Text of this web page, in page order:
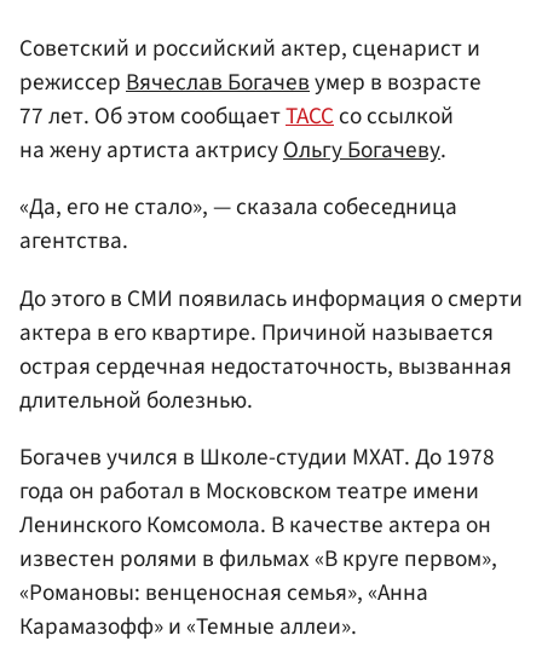
Советский и российский актер, сценарист и
режиссерВячеслав Богачевумер в возрасте
77 лет. Об этом сообщаетТАССсо ссылкой
на жену артиста актрисуОльгу Богачеву.
«Да, его не стало», — сказала собеседница
агентства.
До этого в СМИ появилась информация о смерти
актера в его квартире. Причиной называется
острая сердечная недостаточность, вызванная
длительной болезнью.
Богачев учился в Школе-студии МХАТ. До 1978
года он работал в Московском театре имени
Ленинского Комсомола. В качестве актера он
известен ролями в фильмах «В круге первом»,
«Романовы: венценосная семья», «Анна
Карамазофф» и «Темные аллеи».